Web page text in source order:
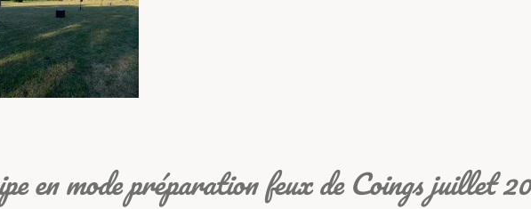
en mode préparation feux de Coings juillet